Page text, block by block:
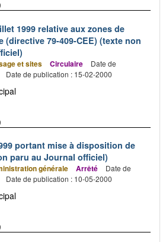
1999 relative aux zones de
(directive 79-409-CEE) (texte non
et sites Circulaire
Date de
Date de publication : 15-02-2000
portant mise à disposition de
paru au Journal officiel)
générale Arrêté
Date de
Date de publication : 10-05-2000